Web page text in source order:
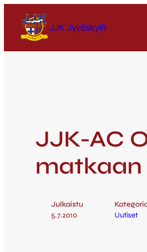
JJK Jyväskylä
JJK-AC
matkaan
Julkaistu
5.7.2010
Uutiset